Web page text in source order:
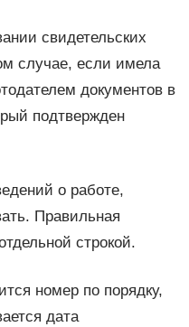
свидетельских
случае, если имела
документов в
подтвержден
о работе,
Правильная
строкой.
номер по порядку,
дата